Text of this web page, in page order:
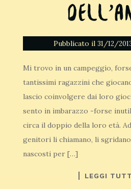
Pubblicato il 31/12/
Mi trovo in un campeggio,
tantissimi ragazzini che
lascio coinvolgere dai loro
sento in imbarazzo -forse
circa il doppio della loro età.
genitori li chiamano, li
nascosti per […]
LEGGI